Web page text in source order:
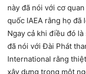
này đã nói với cơ
quốc IAEA rằng họ đã
Ngay cả khi điều đó là
đã nói với Đài Phát
International rằng
xây dựng trong một